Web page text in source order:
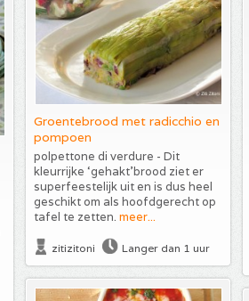
Groentebrood met radicchio en
pompoen
polpettone di verdure - Dit
kleurrijke ‘gehakt’brood ziet er
superfeestelijk uit en is dus heel
geschikt om als hoofdgerecht op
tafel te zetten. meer...
zitizitoni Langer dan 1 uur